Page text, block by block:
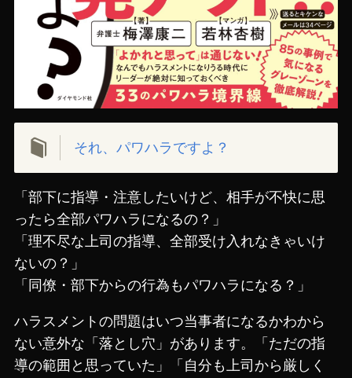
それ、パワハラですよ？
「部下に指導・注意したいけど、相手が不快に思
ったら全部パワハラになるの？」
「理不尽な上司の指導、全部受け入れなきゃいけ
ないの？」
「同僚・部下からの行為もパワハラになる？」
ハラスメントの問題はいつ当事者になるかわから
ない意外な「落とし穴」があります。「ただの指
導の範囲と思っていた」「自分も上司から厳しく